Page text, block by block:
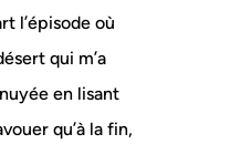
l’épisode où
qui m’a
en lisant
qu’à la fin,